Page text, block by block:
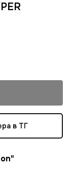
в ТГ